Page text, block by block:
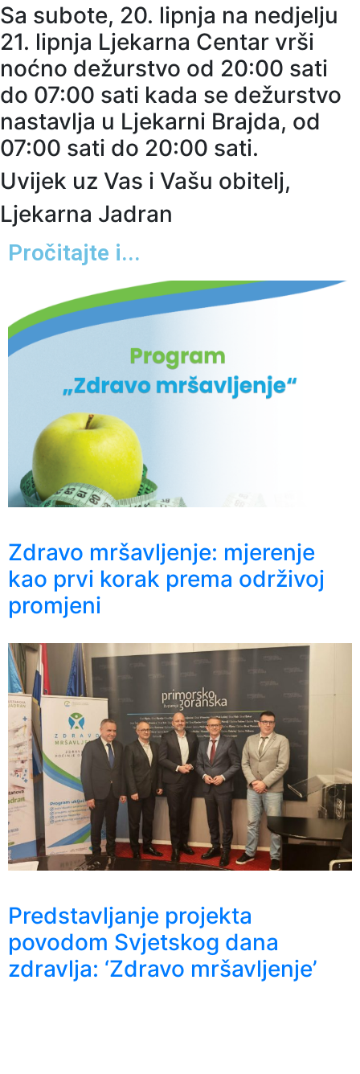
Sa subote, 20. lipnja na nedjelju
21. lipnja Ljekarna Centar vrši
noćno dežurstvo od 20:00 sati
do 07:00 sati kada se dežurstvo
nastavlja u Ljekarni Brajda, od
07:00 sati do 20:00 sati.
Uvijek uz Vas i Vašu obitelj,
Ljekarna Jadran
Pročitajte i...
Zdravo mršavljenje: mjerenje
kao prvi korak prema održivoj
promjeni
Predstavljanje projekta
povodom Svjetskog dana
zdravlja: ‘Zdravo mršavljenje’